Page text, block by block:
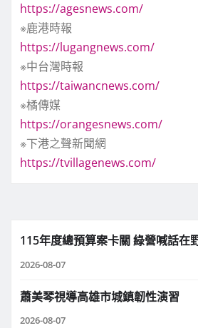
https://agesnews.com/
※鹿港時報
https://lugangnews.com/
※中台灣時報
https://taiwancnews.com/
※橘傳媒
https://orangesnews.com/
※下港之聲新聞網
https://tvillagenews.com/
115年度總預算案卡關 綠營喊話在
2026-08-07
蕭美琴視導高雄市城鎮韌性演習
2026-08-07